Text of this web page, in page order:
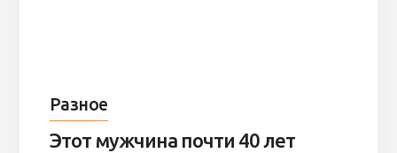
Разное
Этот мужчина почти 40 лет